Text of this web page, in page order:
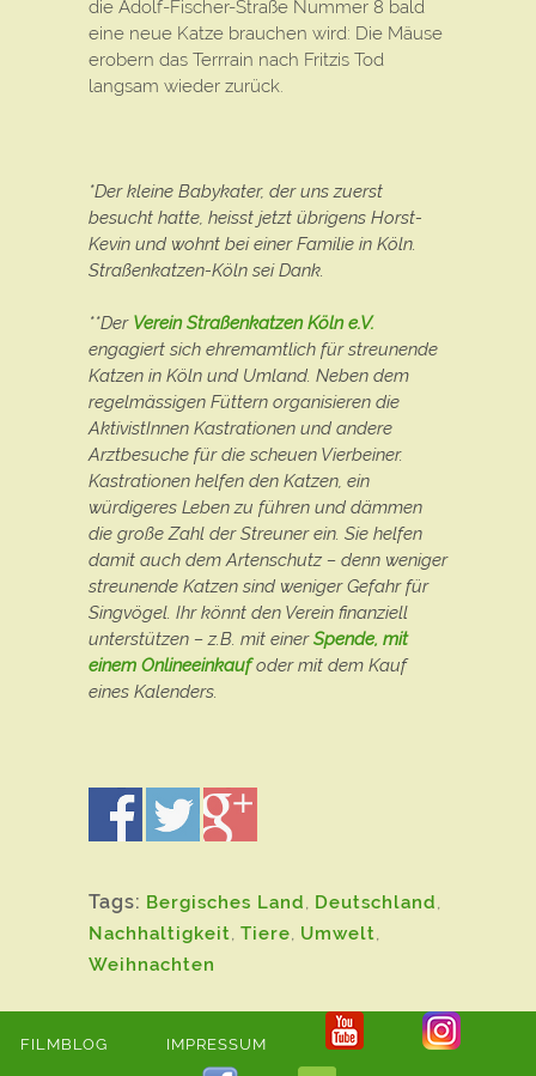
die Adolf-Fischer-Straße Nummer 8 bald
eine neue Katze brauchen wird: Die Mäuse
erobern das Terrrain nach Fritzis Tod
langsam wieder zurück.
*Der kleine Babykater, der uns zuerst
besucht hatte, heisst jetzt übrigens Horst-
Kevin und wohnt bei einer Familie in Köln.
Straßenkatzen-Köln sei Dank.
**Der Verein Straßenkatzen Köln e.V.
engagiert sich ehremamtlich für streunende
Katzen in Köln und Umland. Neben dem
regelmässigen Füttern organisieren die
AktivistInnen Kastrationen und andere
Arztbesuche für die scheuen Vierbeiner.
Kastrationen helfen den Katzen, ein
würdigeres Leben zu führen und dämmen
die große Zahl der Streuner ein. Sie helfen
damit auch dem Artenschutz – denn weniger
streunende Katzen sind weniger Gefahr für
Singvögel. Ihr könnt den Verein finanziell
unterstützen – z.B. mit einerSpende, mit
einem Onlineeinkaufoder mit dem Kauf
eines Kalenders.
Tags: Bergisches Land, Deutschland,
Nachhaltigkeit, Tiere, Umwelt,
Weihnachten
FILMBLOG IMPRESSUM